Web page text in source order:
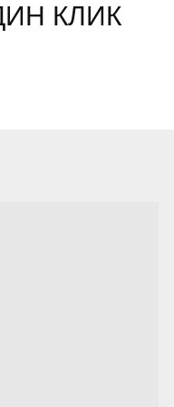
КЛИК